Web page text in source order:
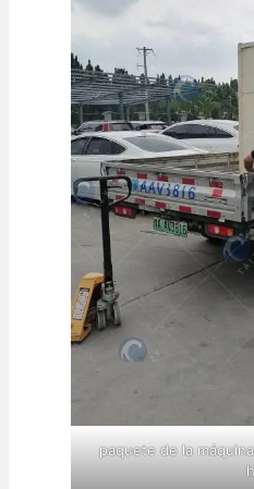
paquete de la